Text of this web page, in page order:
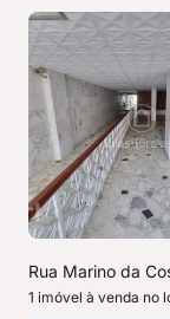
Rua Marino da
1 imóvel à venda no